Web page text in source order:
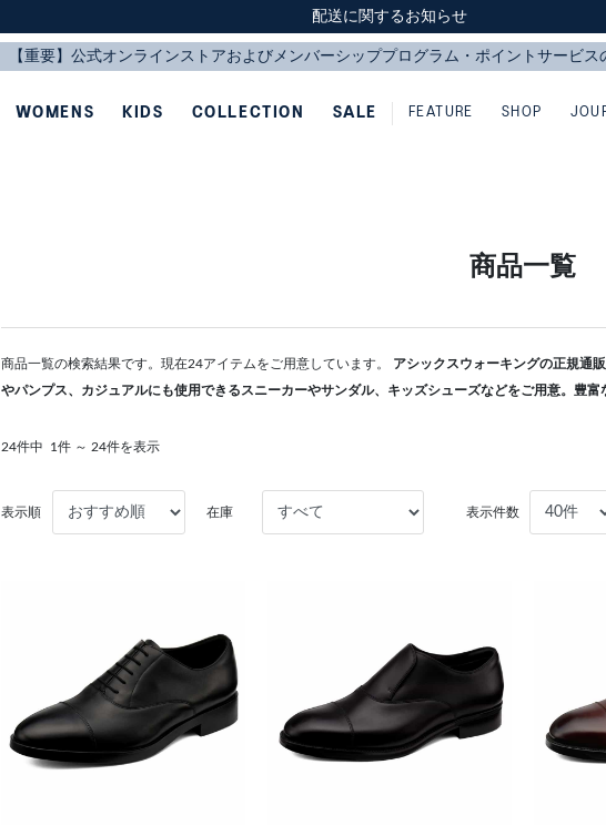
スクスク（SUKU2）価格改定のお知らせ
配送に関するお知らせ
スクスク（SUKU2）価格改定のお知らせ
配送に関するお知らせ
WOMENS KIDS COLLECTION SALE FEATURE SHOP
商品一覧
商品一覧の検索結果です。現在24アイテムをご用意しています。 アシックスウォーキングの正規通
やパンプス、カジュアルにも使用できるスニーカーやサンダル、キッズシューズなどをご用意。豊富
24件中 1件 ～ 24件を表示
表示順 在庫 表示件数